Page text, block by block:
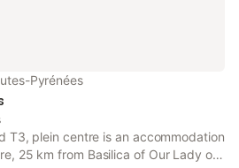
Pyrénées
T3, plein centre is an accommodation
25 km from Basilica of Our Lady of